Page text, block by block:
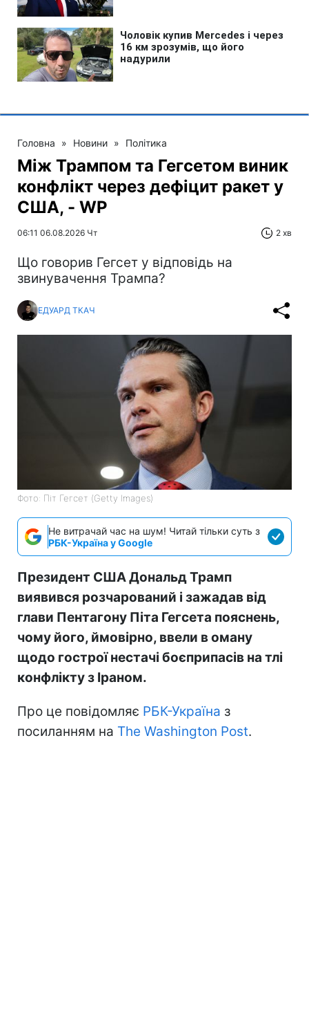
Головна » Новини » Політика
Між Трампом та Гегсетом виник
конфлікт через дефіцит ракет у
США, - WP
06:11 06.08.2026 Чт 2 хв
Що говорив Гегсет у відповідь на
звинувачення Трампа?
ЕДУАРД ТКАЧ
Фото: Піт Гегсет (Getty Images)
Не витрачай час на шум! Читай тільки суть з
РБК-Україна у Google
Президент США Дональд Трамп
виявився розчарований і зажадав від
глави Пентагону Піта Гегсета пояснень,
чому його, ймовірно, ввели в оману
щодо гострої нестачі боєприпасів на тлі
конфлікту з Іраном.
Про це повідомляє РБК-Україна з
посиланням на The Washington Post.